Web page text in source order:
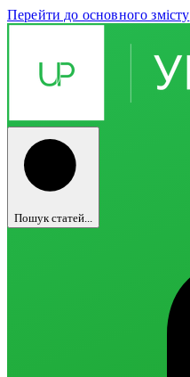
Перейти до основного змісту
Пошук статей...